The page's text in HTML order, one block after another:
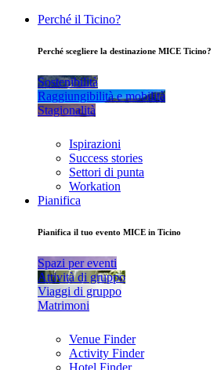
Perché il Ticino?
Perché scegliere la destinazione MICE Ticino?
Sostenibilità
Raggiungibilità e mobilità
Stagionalità
Ispirazioni
Success stories
Settori di punta
Workation
Pianifica
Pianifica il tuo evento MICE in Ticino
Spazi per eventi
Attività di gruppo
Viaggi di gruppo
Matrimoni
Venue Finder
Activity Finder
Hotel Finder